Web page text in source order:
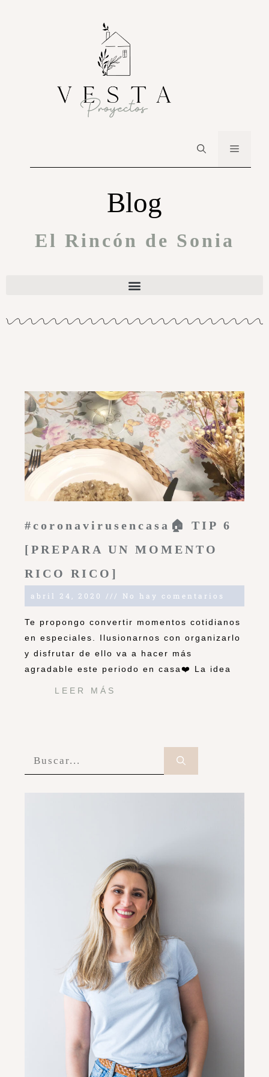
Blog
El Rincón de Sonia
#coronavirusencasa🏠 TIP 6
[PREPARA UN MOMENTO
RICO RICO]
abril 24, 2020 No hay comentarios
Te propongo convertir momentos cotidianos
en especiales. Ilusionarnos con organizarlo
y disfrutar de ello va a hacer más
agradable este periodo en casa❤️ La idea
LEER MÁS